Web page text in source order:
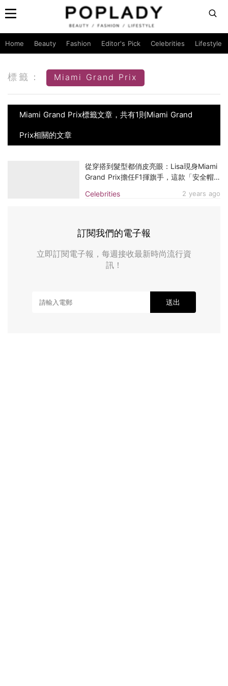
Home Beauty Fashion Editor's Pick Celebrities Lifestyle
標籤： Miami Grand Prix
Miami Grand Prix標籤文章，共有1則Miami Grand
Prix相關的文章
Celebrities 2 years ago
從穿搭到髮型都俏皮亮眼：Lisa現身Miami
Grand Prix擔任F1揮旗手，這款「安全帽
訂閱我們的電子報
立即訂閱電子報，每週接收最新時尚流行資
訊！
送出